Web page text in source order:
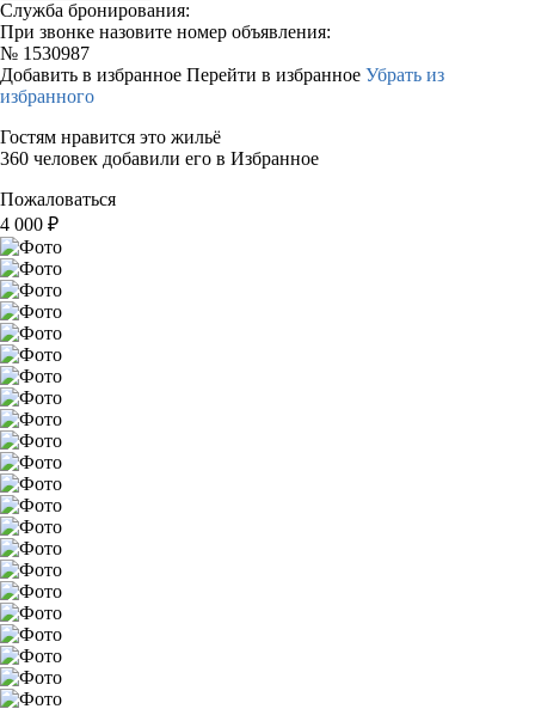
Служба бронирования:
При звонке назовите номер объявления:
№ 1530987
Добавить в избранное Перейти в избранное Убрать из
избранного
Гостям нравится это жильё
360 человек добавили его в Избранное
Пожаловаться
4 000 ₽